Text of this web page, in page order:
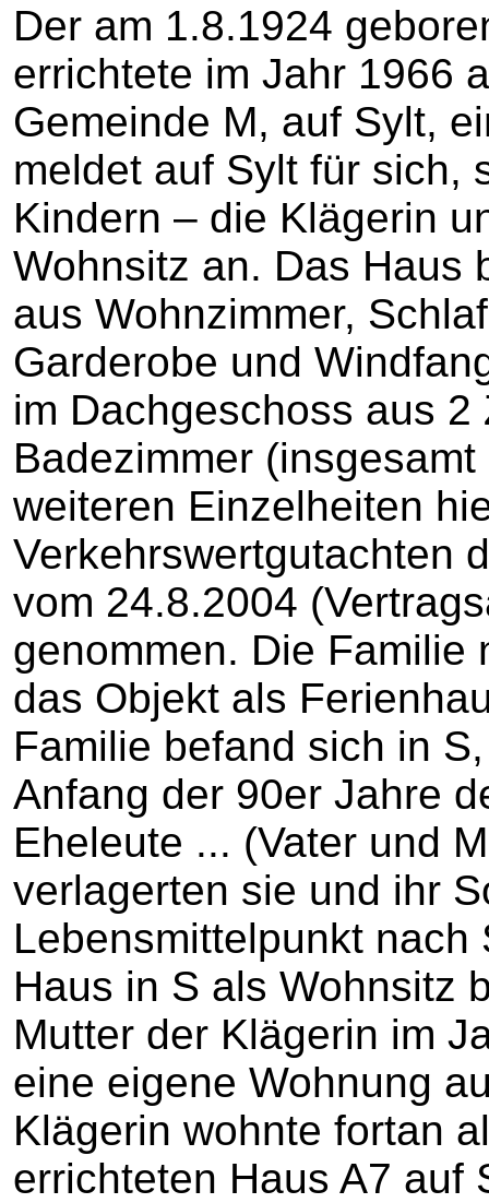
Der am 1.8.1924
errichtete im Jahr 1966
Gemeinde M, auf Sylt,
meldet auf Sylt für sich,
Kindern – die Klägerin
Wohnsitz an. Das Haus
aus Wohnzimmer,
Garderobe und
im Dachgeschoss aus 2
Badezimmer
weiteren Einzelheiten
Verkehrswertgutachten
vom 24.8.2004
genommen. Die Familie
das Objekt als
Familie befand sich in
Anfang der 90er Jahre
Eheleute ... (Vater und
verlagerten sie und ihr
Lebensmittelpunkt
Haus in S als Wohnsitz
Mutter der Klägerin im
eine eigene Wohnung
Klägerin wohnte fortan
errichteten Haus A7 auf